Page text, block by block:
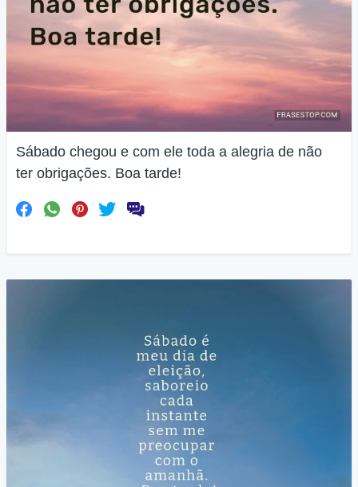
Sábado chegou e com ele toda a alegria de não
ter obrigações. Boa tarde!